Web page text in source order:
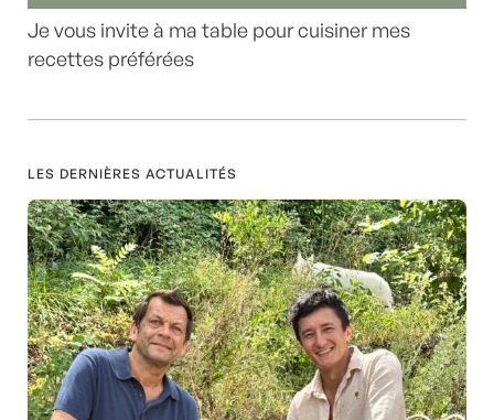
Je vous invite à ma table pour cuisiner mes
recettes préférées
LES DERNIÈRES ACTUALITÉS